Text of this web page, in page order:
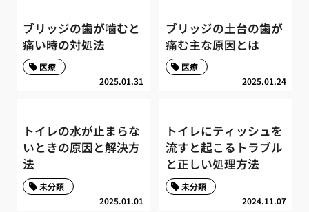
ブリッジの歯が噛むと
痛い時の対処法
2025.01.31
医療
ブリッジの土台の歯が
痛む主な原因とは
2025.01.24
医療
トイレの水が止まらな
いときの原因と解決方
法
2025.01.01
未分類
トイレにティッシュを
流すと起こるトラブル
と正しい処理方法
2024.11.07
未分類